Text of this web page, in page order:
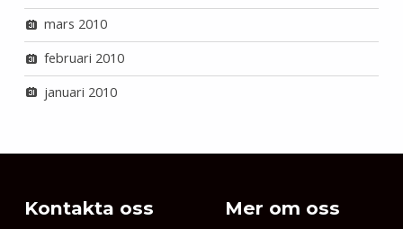
mars 2010
februari 2010
januari 2010
Kontakta oss Mer om oss